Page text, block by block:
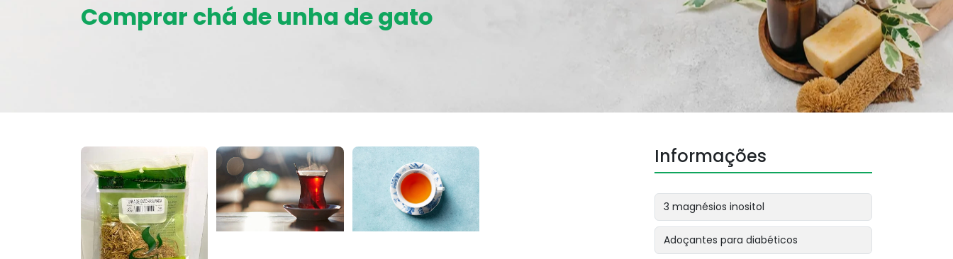
Comprar chá de unha de gato
Informações
3 magnésios inositol
Adoçantes para diabéticos